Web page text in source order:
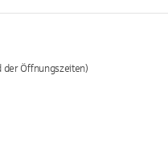
der Öffnungszeiten)